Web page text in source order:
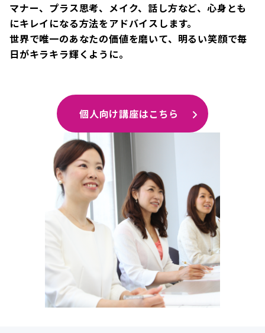
マナー、プラス思考、メイク、話し方など、心身とも
にキレイになる方法をアドバイスします。
世界で唯一のあなたの価値を磨いて、明るい笑顔で毎
日がキラキラ輝くように。
個人向け講座はこちら